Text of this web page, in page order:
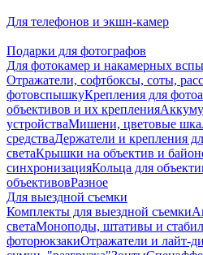
Для телефонов и экшн-камер
Подарки для фотографов
Для фотокамер и накамерных
Отражатели, софтбоксы, соты,
фотовспышкуКрепления для
объективов и их крепления
устройстваМишени, цветовые
средстваДержатели и крепления
светаКрышки на объектив и
синхронизацияКольца для
объективовРазное
Для выездной съемки
Комплекты для выездной съемки
светаМоноподы, штативы и
фоторюкзакиОтражатели и лайт-